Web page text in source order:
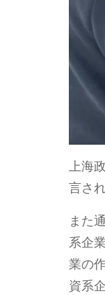
上海
言さ
また
系企
業の
資系